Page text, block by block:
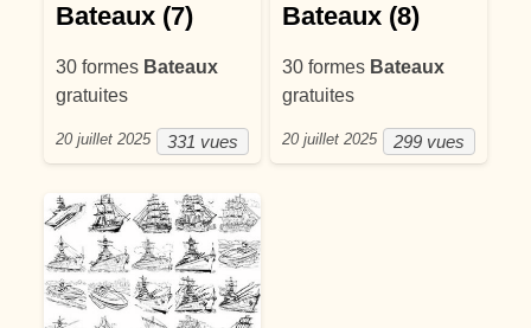
Bateaux (7)
30 formes Bateaux
gratuites
331 vues
20 juillet 2025
Bateaux (8)
30 formes Bateaux
gratuites
299 vues
20 juillet 2025